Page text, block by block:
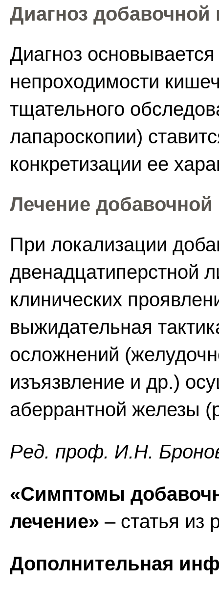
Диагноз
Диагноз
непроходимости
тщательного
лапароскопии)
конкретизации ее
Лечение
При локализации
двенадцатиперстной
клинических
выжидательная
осложнений
изъязвление и др.)
аберрантной железы
Ред. проф. И.Н.
«Симптомы
лечение» – статья из
Дополнительная